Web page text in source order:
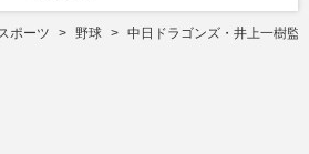
ポーツ 野球 中日ドラゴンズ・井上一樹監